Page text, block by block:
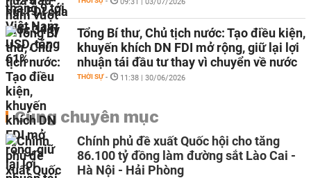
Tổng Bí thư, Chủ tịch nước: Tạo điều kiện,
khuyến khích DN FDI mở rộng, giữ lại lợi
nhuận tái đầu tư thay vì chuyển về nước
THỜI SỰ - 11:38 | 30/06/2026
Cùng chuyên mục
Chính phủ đề xuất Quốc hội cho tăng
86.100 tỷ đồng làm đường sắt Lào Cai -
Hà Nội - Hải Phòng